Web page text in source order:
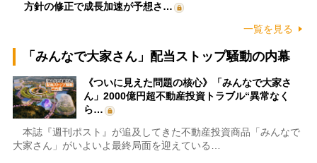
方針の修正で成長加速が予想さ…
一覧を見る
「みんなで大家さん」配当ストップ騒動の内幕
《ついに見えた問題の核心》「みんなで大家さ
ん」2000億円超不動産投資トラブル“異常なく
ら…
本誌『週刊ポスト』が追及してきた不動産投資商品「みんなで
大家さん」がいよいよ最終局面を迎えている…